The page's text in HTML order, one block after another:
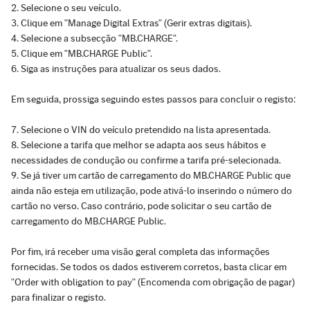
Selecione o seu veículo.
Clique em "Manage Digital Extras" (Gerir extras digitais).
Selecione a subsecção "MB.CHARGE".
Clique em "MB.CHARGE Public".
Siga as instruções para atualizar os seus dados.
Em seguida, prossiga seguindo estes passos para concluir o registo:
Selecione o VIN do veículo pretendido na lista apresentada.
Selecione a tarifa que melhor se adapta aos seus hábitos e
necessidades de condução ou confirme a tarifa pré-selecionada.
Se já tiver um cartão de carregamento do MB.CHARGE Public que
ainda não esteja em utilização, pode ativá-lo inserindo o número do
cartão no verso. Caso contrário, pode solicitar o seu cartão de
carregamento do MB.CHARGE Public.
Por fim, irá receber uma visão geral completa das informações
fornecidas. Se todos os dados estiverem corretos, basta clicar em
"Order with obligation to pay" (Encomenda com obrigação de pagar)
para finalizar o registo.